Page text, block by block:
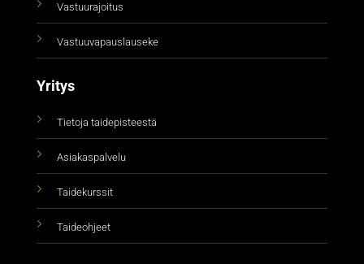
Vastuurajoitus
Vastuuvapauslauseke
Yritys
Tietoja taidepisteestä
Asiakaspalvelu
Taidekurssit
Taideohjeet